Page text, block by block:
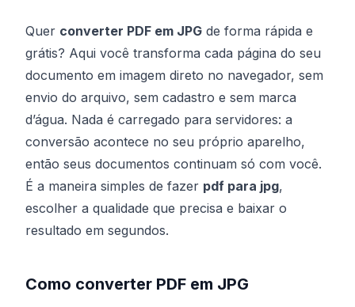
Quer converter PDF em JPG de forma rápida e
grátis? Aqui você transforma cada página do seu
documento em imagem direto no navegador, sem
envio do arquivo, sem cadastro e sem marca
d’água. Nada é carregado para servidores: a
conversão acontece no seu próprio aparelho,
então seus documentos continuam só com você.
É a maneira simples de fazer pdf para jpg,
escolher a qualidade que precisa e baixar o
resultado em segundos.
Como converter PDF em JPG